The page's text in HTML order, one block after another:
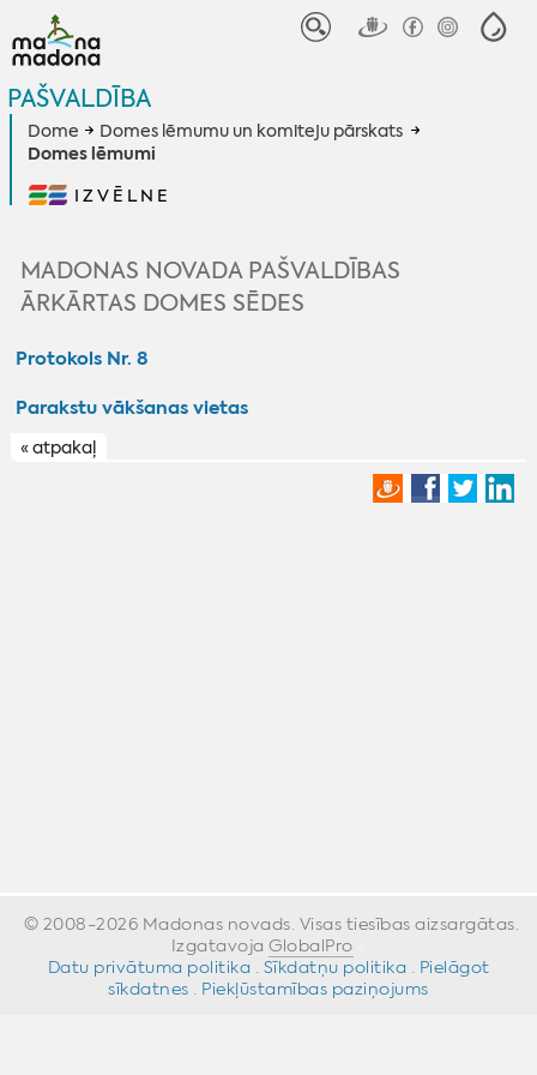
PAŠVALDĪBA
Dome Domes lēmumu un komiteju pārskats
Domes lēmumi
IZVĒLNE
MADONAS NOVADA PAŠVALDĪBAS
ĀRKĀRTAS DOMES SĒDES
Protokols Nr. 8
Parakstu vākšanas vietas
« atpakaļ
© 2008-2026 Madonas novads. Visas tiesības aizsargātas.
Izgatavoja GlobalPro
Datu privātuma politika · Sīkdatņu politika · Pielāgot
sīkdatnes · Piekļūstamības paziņojums